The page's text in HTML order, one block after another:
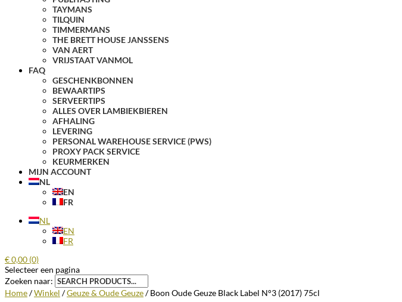
TAYMANS
TILQUIN
TIMMERMANS
THE BRETT HOUSE JANSSENS
VAN AERT
VRIJSTAAT VANMOL
FAQ
GESCHENKBONNEN
BEWAARTIPS
SERVEERTIPS
ALLES OVER LAMBIEKBIEREN
AFHALING
LEVERING
PERSONAL WAREHOUSE SERVICE (PWS)
PROXY PACK SERVICE
KEURMERKEN
MIJN ACCOUNT
NL
EN
FR
NL
EN
FR
€0,00 (0)
Selecteer een pagina
Zoeken naar:
Home/Winkel /Geuze & Oude Geuze/ Boon Oude Geuze Black Label N°3 (2017) 75cl